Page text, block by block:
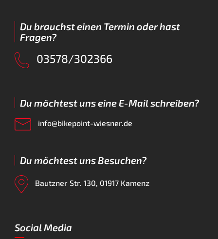
Du brauchst einen Termin oder hast
Fragen?
03578/302366
Du möchtest uns eine E-Mail schreiben?
info@bikepoint-wiesner.de
Du möchtest uns Besuchen?
Bautzner Str. 130, 01917 Kamenz
Social Media